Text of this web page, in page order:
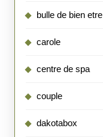
bulle de bien etre
carole
centre de spa
couple
dakotabox